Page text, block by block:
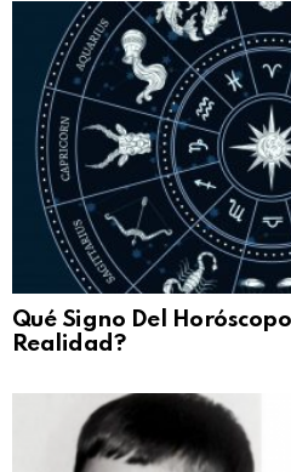
Qué Signo Del
Realidad?